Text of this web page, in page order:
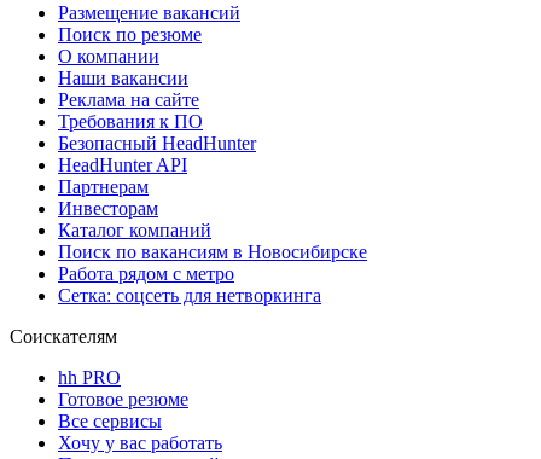
Размещение вакансий
Поиск по резюме
О компании
Наши вакансии
Реклама на сайте
Требования к ПО
Безопасный HeadHunter
HeadHunter API
Партнерам
Инвесторам
Каталог компаний
Поиск по вакансиям в Новосибирске
Работа рядом с метро
Сетка: соцсеть для нетворкинга
Соискателям
hh PRO
Готовое резюме
Все сервисы
Хочу у вас работать